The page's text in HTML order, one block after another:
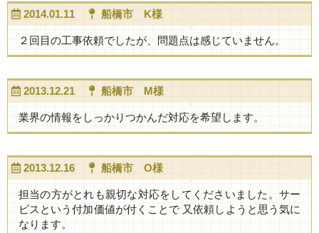
2014.01.11 船橋市 K様
２回目の工事依頼でしたが、問題点は感じていません。
2013.12.21 船橋市 M様
業界の情報をしっかりつかんだ対応を希望します。
2013.12.16 船橋市 O様
担当の方がとれも親切な対応をしてくださいました。サー
ビスという付加価値が付くことで 又依頼しようと思う気に
なります。